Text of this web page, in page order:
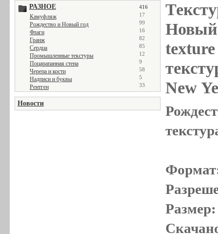
РАЗНОЕ 416
Камуфляж 17
Рождество и Новый год 99
Флаги 16
Гранж 82
Сердца 85
Промышленные текстуры 12
Поцарапанная стена 9
Черепа и кости 58
Надписи и буквы 5
Рентген 33
Новости
Новый
New